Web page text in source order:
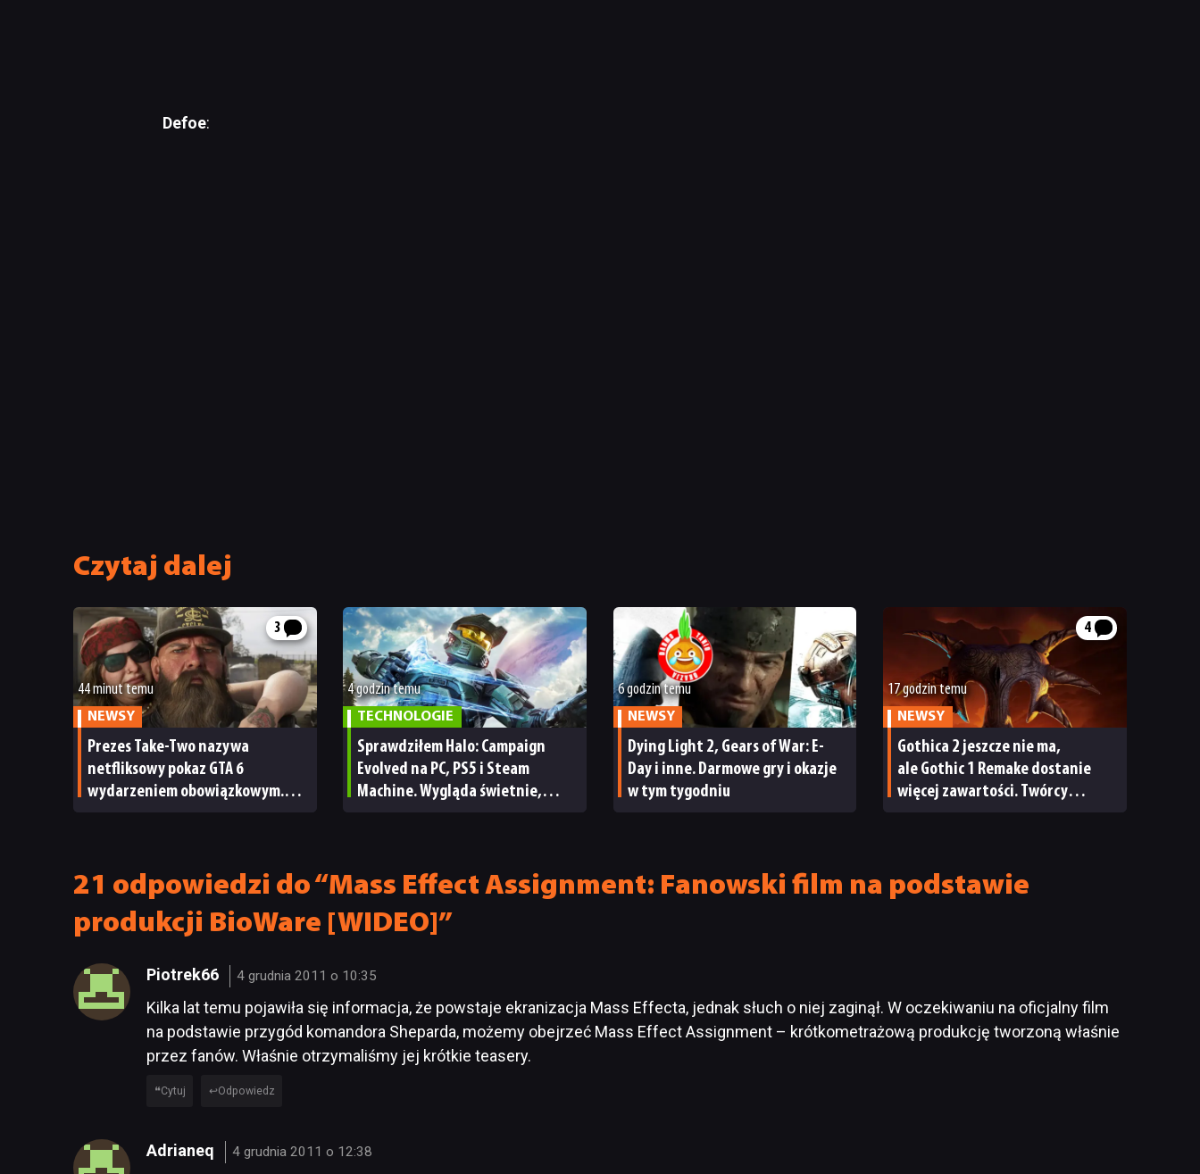
Defoe:
Czytaj dalej
3
44 minut temu
NEWSY
Prezes Take-Two nazywa
netfliksowy pokaz GTA 6
wydarzeniem obowiązkowym.
4 godzin temu
TECHNOLOGIE
Sprawdziłem Halo: Campaign
Evolved na PC, PS5 i Steam
Machine. Wygląda świetnie,
6 godzin temu
NEWSY
Dying Light 2, Gears of War: E-
Day i inne. Darmowe gry i okazje
w tym tygodniu
4
17 godzin temu
NEWSY
Gothica 2 jeszcze nie ma,
ale Gothic 1 Remake dostanie
więcej zawartości. Twórcy
21 odpowiedzi do “Mass Effect Assignment: Fanowski film na podstawie
produkcji BioWare [WIDEO]”
Piotrek66 4 grudnia 2011 o 10:35
Kilka lat temu pojawiła się informacja, że powstaje ekranizacja Mass Effecta, jednak słuch o niej zaginął. W oczekiwaniu na oficjalny film
na podstawie przygód komandora Sheparda, możemy obejrzeć Mass Effect Assignment – krótkometrażową produkcję tworzoną właśnie
przez fanów. Właśnie otrzymaliśmy jej krótkie teasery.
Cytuj Odpowiedz
Adrianeq 4 grudnia 2011 o 12:38